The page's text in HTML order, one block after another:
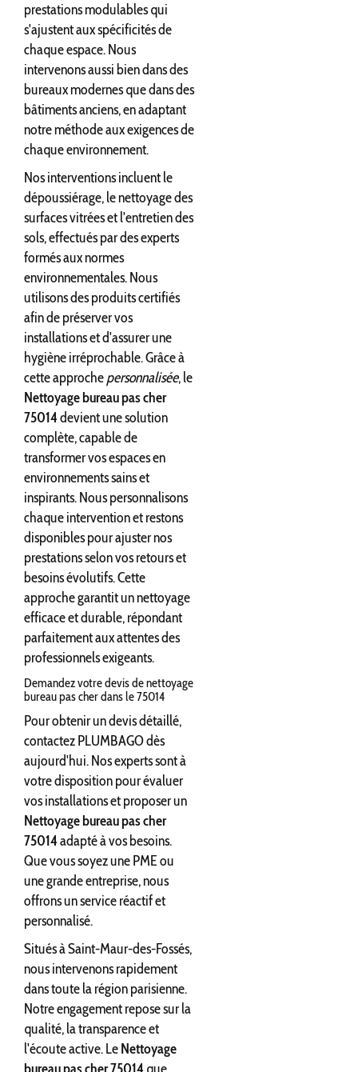
prestations modulables qui
s'ajustent aux spécificités de
chaque espace. Nous
intervenons aussi bien dans des
bureaux modernes que dans des
bâtiments anciens, en adaptant
notre méthode aux exigences de
chaque environnement.
Nos interventions incluent le
dépoussiérage, le nettoyage des
surfaces vitrées et l'entretien des
sols, effectués par des experts
formés aux normes
environnementales. Nous
utilisons des produits certifiés
afin de préserver vos
installations et d'assurer une
hygiène irréprochable. Grâce à
cette approchepersonnalisée, le
Nettoyage bureau pas cher
75014devient une solution
complète, capable de
transformer vos espaces en
environnements sains et
inspirants. Nous personnalisons
chaque intervention et restons
disponibles pour ajuster nos
prestations selon vos retours et
besoins évolutifs. Cette
approche garantit un nettoyage
efficace et durable, répondant
parfaitement aux attentes des
professionnels exigeants.
Demandez votre devis de nettoyage
bureau pas cher dans le 75014
Pour obtenir un devis détaillé,
contactez PLUMBAGO dès
aujourd'hui. Nos experts sont à
votre disposition pour évaluer
vos installations et proposer un
Nettoyage bureau pas cher
75014adapté à vos besoins.
Que vous soyez une PME ou
une grande entreprise, nous
offrons un service réactif et
personnalisé.
Situés à Saint-Maur-des-Fossés,
nous intervenons rapidement
dans toute la région parisienne.
Notre engagement repose sur la
qualité, la transparence et
l'écoute active. LeNettoyage